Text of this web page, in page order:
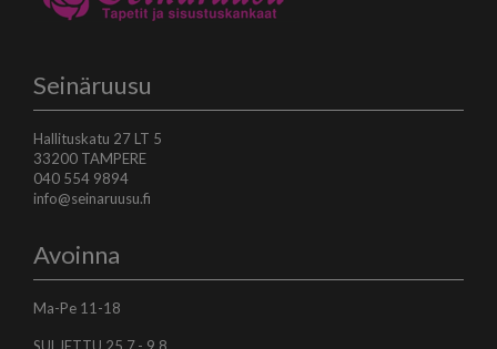
Seinäruusu
Hallituskatu 27 LT 5
33200 TAMPERE
040 554 9894
info@seinaruusu.fi
Avoinna
Ma-Pe 11-18
SULJETTU 25.7.- 9.8.